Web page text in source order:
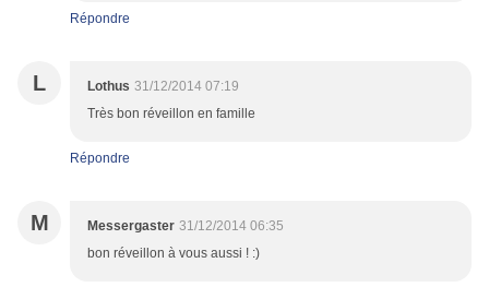
Répondre
L Lothus 31/12/2014 07:19
Très bon réveillon en famille
Répondre
M Messergaster 31/12/2014 06:35
bon réveillon à vous aussi ! :)